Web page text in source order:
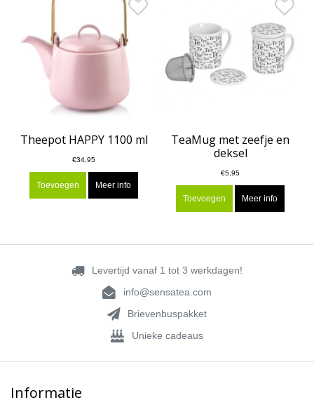
Theepot HAPPY 1100 ml
€34,95
Toevoegen Meer info
TeaMug met zeefje en
deksel
€5,95
Toevoegen Meer info
Levertijd vanaf 1 tot 3 werkdagen!
info@sensatea.com
Brievenbuspakket
Unieke cadeaus
Informatie